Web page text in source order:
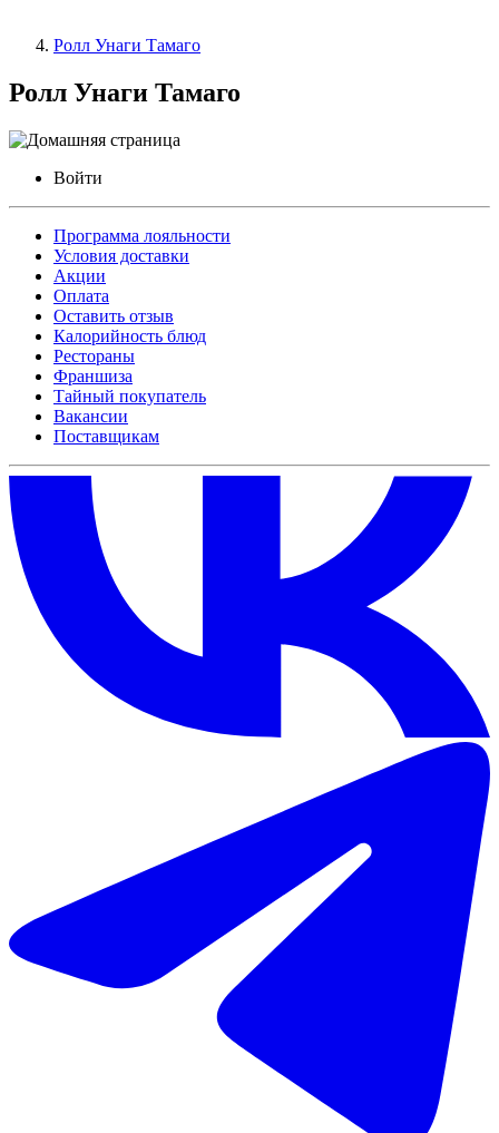
Ролл Унаги Тамаго
Ролл Унаги Тамаго
Войти
Программа лояльности
Условия доставки
Акции
Оплата
Оставить отзыв
Калорийность блюд
Рестораны
Франшиза
Тайный покупатель
Вакансии
Поставщикам